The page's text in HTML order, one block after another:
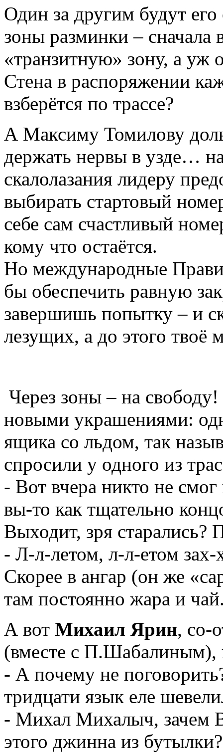
Один за другим будут
зоны разминки –
«транзитную» зону, а уж
Стена в распоряжении
взберётся по трассе?
А Максиму Томилову
держать нервы в узде…
скалолазания лидеру
выбирать стартовый
себе сам счастливый
кому что остаётся.
Но международные
бы обеспечить равную
завершишь попытку – и
лезущих, а до этого твоё
Через зоны – на
новыми украшениями:
ящика со льдом, так
спросили у одного из
- Вот вчера никто не
вы-то как тщательно
Выходит, зря старались?
- Л-л-летом, л-л-етом
Скорее в ангар (он же
там постоянно жара и
А вот Михаил Ярин, со-
(вместе с П.Шабалиным),
- А почему не
тридцати язык еле
- Михал Михалыч, зачем
этого джинна из бутылки?